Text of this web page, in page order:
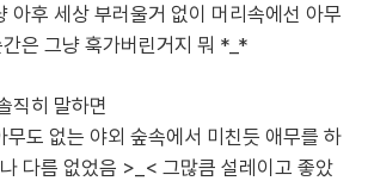
아후 세상 부러울거 없이 머리속에선 아무
은 그냥 훅가버린거지 뭐 *_*
직히 말하면
도 없는 야외 숲속에서 미친듯 애무를 하
다름 없었음 >_< 그많큼 설레이고 좋았